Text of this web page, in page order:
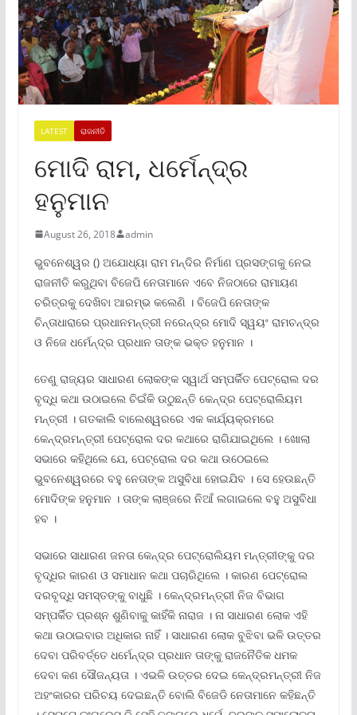
LATEST ରାଜନୀତି
ମୋଦି ରାମ, ଧର୍ମେନ୍ଦ୍ର
ହନୁମାନ
August 26, 2018 admin
ଭୁବନେଶ୍ୱର () ଅଯୋଧ୍ୟା ରାମ ମନ୍ଦିର ନିର୍ମାଣ ପ୍ରସଙ୍ଗକୁ ନେଇ
ରାଜନୀତି କରୁଥିବା ବିଜେପି ନେତାମାନେ ଏବେ ନିଜଠାରେ ରାମାୟଣ
ଚରିତ୍ରକୁ ଦେଖିବା ଆରମ୍ଭ କଲେଣି । ବିଜେପି ନେତାଙ୍କ
ଚିନ୍ତାଧାରାରେ ପ୍ରଧାନମନ୍ତ୍ରୀ ନରେନ୍ଦ୍ର ମୋଦି ସ୍ୱୟଂ ରାମଚନ୍ଦ୍ର
ଓ ନିଜେ ଧର୍ମେନ୍ଦ୍ର ପ୍ରଧାନ ତାଙ୍କ ଭକ୍ତ ହନୁମାନ ।
ତେଣୁ ରାଜ୍ୟର ସାଧାରଣ ଲୋକଙ୍କ ସ୍ୱାର୍ଥ ସମ୍ପର୍କିତ ପେଟ୍ରୋଲ ଦର
ବୃଦ୍ଧି କଥା ଉଠାଇଲେ ଚିଇଁକି ଉଠୁଛନ୍ତି କେନ୍ଦ୍ର ପେଟ୍ରୋଲିୟମ
ମନ୍ତ୍ରୀ । ଗତକାଲି ବାଲେଶ୍ୱରରେ ଏକ କାର୍ଯ୍ୟକ୍ରମରେ
କେନ୍ଦ୍ରମନ୍ତ୍ରୀ ପେଟ୍ରୋଲ ଦର କଥାରେ ରାଗିଯାଇଥିଲେ । ଖୋଲା
ସଭାରେ କହିଥିଲେ ଯେ, ପେଟ୍ରୋଲ ଦର କଥା ଉଠେଇଲେ
ଭୁବନେଶ୍ୱରରେ ବହୁ ନେତାଙ୍କ ଅସୁବିଧା ହୋଇଯିବ । ସେ ହେଉଛନ୍ତି
ମୋଦିଙ୍କ ହନୁମାନ । ତାଙ୍କ ଲାଞ୍ଜରେ ନିଆଁ ଲଗାଇଲେ ବହୁ ଅସୁବିଧା
ହବ ।
ସଭାରେ ସାଧାରଣ ଜନତା କେନ୍ଦ୍ର ପେଟ୍ରୋଲିୟମ ମନ୍ତ୍ରୀଙ୍କୁ ଦର
ବୃଦ୍ଧିର କାରଣ ଓ ସମାଧାନ କଥା ପଚାରିଥିଲେ । କାରଣ ପେଟ୍ରୋଲ
ଦରବୃଦ୍ଧି ସମସ୍ତଙ୍କୁ ବାଧୁଛି । କେନ୍ଦ୍ରମନ୍ତ୍ରୀ ନିଜ ବିଭାଗ
ସମ୍ପର୍କିତ ପ୍ରଶ୍ନ ଶୁଣିବାକୁ କାହିଁକି ନାରାଜ । ନା ସାଧାରଣ ଲୋକ ଏହି
କଥା ଉଠାଇବାର ଅଧିକାର ନାହିଁ । ସାଧାରଣ ଲୋକ ବୁଝିବା ଭଳି ଉତ୍ତର
ଦେବା ପରିବର୍ତ୍ତେ ଧର୍ମେନ୍ଦ୍ର ପ୍ରଧାନ ତାଙ୍କୁ ରାଜନୈତିକ ଧମକ
ଦେବା କଣ ସୌଜନ୍ୟତା । ଏଭଳି ଉତ୍ତର ଦେଇ କେନ୍ଦ୍ରମନ୍ତ୍ରୀ ନିଜ
ଅହଂକାରର ପରିଚୟ ଦେଇଛନ୍ତି ବୋଲି ବିଜେଡି ନେତାମାନେ କହିଛନ୍ତି